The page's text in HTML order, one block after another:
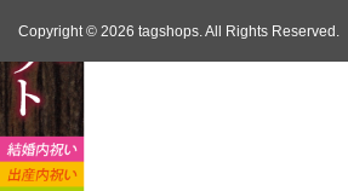
Copyright © 2026 tagshops. All Rights Reserved.